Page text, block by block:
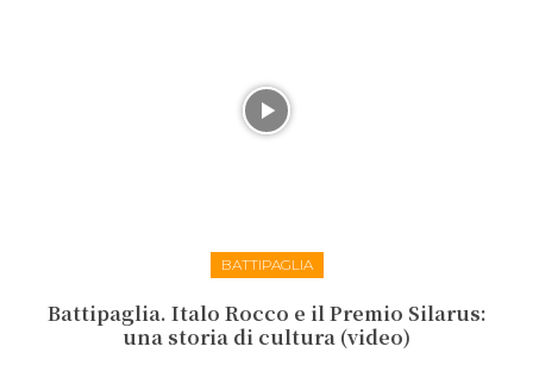
BATTIPAGLIA
Battipaglia. Italo Rocco e il Premio Silarus:
una storia di cultura (video)